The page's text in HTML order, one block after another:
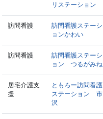
リステーション
訪問看護
訪問看護ステーシ
ョンかわい
訪問看護
訪問看護ステーシ
ョン つるがみね
居宅介護支
援
ともろー訪問看護
ステーション 市
沢